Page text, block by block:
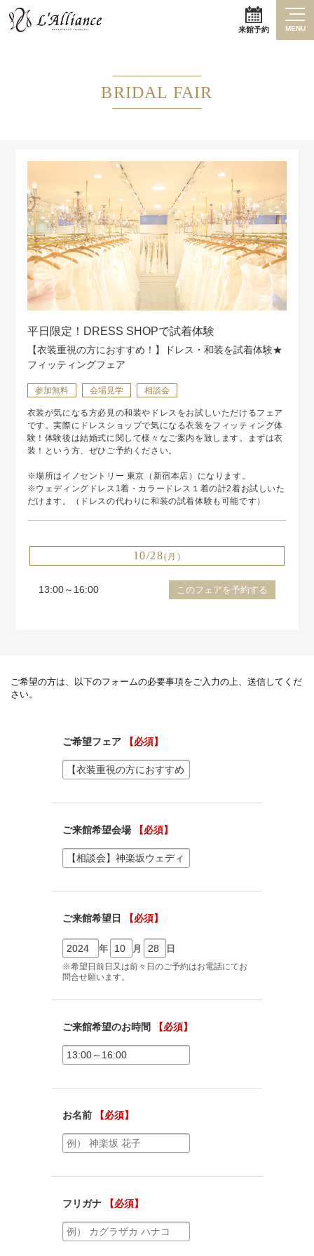
来館予約 MENU
BRIDAL FAIR
平日限定！DRESS SHOPで試着体験
【衣装重視の方におすすめ！】ドレス・和装を試着体験★
フィッティングフェア
参加無料 会場見学 相談会
衣装が気になる方必見の和装やドレスをお試しいただけるフェア
です。実際にドレスショップで気になる衣装をフィッティング体
験！体験後は結婚式に関して様々なご案内を致します。まずは衣
装！という方、ぜひご予約ください。
※場所はイノセントリー 東京（新宿本店）になります。
※ウェディングドレス1着・カラードレス１着の計2着お試しいた
だけます。（ドレスの代わりに和装の試着体験も可能です）
10/28(月)
13:00～16:00 このフェアを予約する